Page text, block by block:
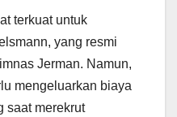
terkuat untuk
yang resmi
Jerman. Namun,
mengeluarkan biaya
saat merekrut